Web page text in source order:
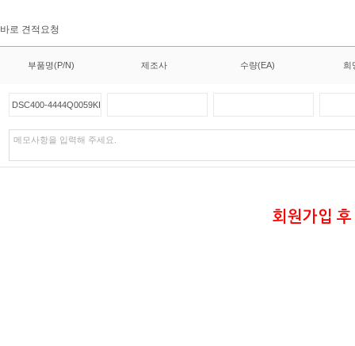
바로 견적요청
부품명(P/N) 제조사 수량(EA) 희
회원가입